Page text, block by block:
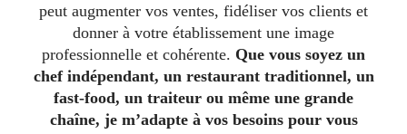
peut augmenter vos ventes, fidéliser vos clients et
donner à votre établissement une image
professionnelle et cohérente. Que vous soyez un
chef indépendant, un restaurant traditionnel, un
fast-food, un traiteur ou même une grande
chaîne, je m’adapte à vos besoins pour vous